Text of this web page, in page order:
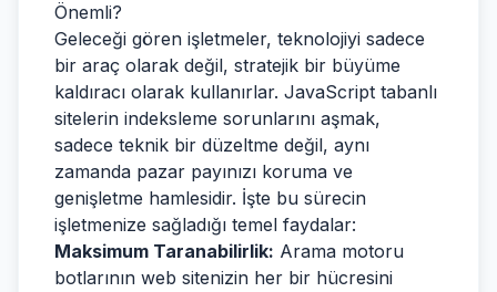
Önemli?
Geleceği gören işletmeler, teknolojiyi sadece
bir araç olarak değil, stratejik bir büyüme
kaldıracı olarak kullanırlar. JavaScript tabanlı
sitelerin indeksleme sorunlarını aşmak,
sadece teknik bir düzeltme değil, aynı
zamanda pazar payınızı koruma ve
genişletme hamlesidir. İşte bu sürecin
işletmenize sağladığı temel faydalar:
Maksimum Taranabilirlik: Arama motoru
botlarının web sitenizin her bir hücresini